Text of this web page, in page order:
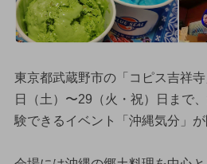
東京都武蔵野市の「コピス吉祥
日（土）〜29（火・祝）日まで
験できるイベント「沖縄気分」が